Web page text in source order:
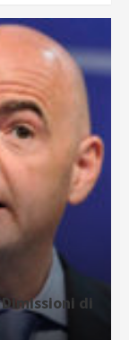
di